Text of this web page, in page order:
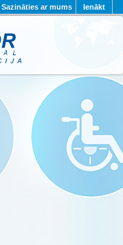
Ienākt
Sazināties ar mums
KONTAKTI